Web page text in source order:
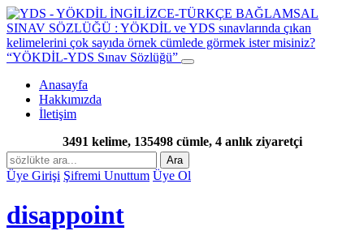
“YÖKDİL-YDS Sınav Sözlüğü”
Anasayfa
Hakkımızda
İletişim
3491 kelime, 135498 cümle, 4 anlık ziyaretçi
Ara
Üye Girişi Şifremi Unuttum Üye Ol
disappoint